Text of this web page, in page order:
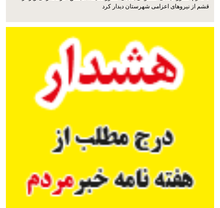
قشم از نیروهای اعزامی شهرستان دیدار کرد